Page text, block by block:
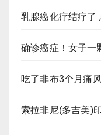
乳腺癌化疗结疗了
确诊癌症！女子一
吃了非布3个月痛
索拉非尼(多吉美)